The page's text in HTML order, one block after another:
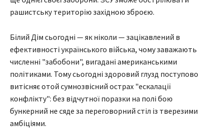
рашистську територію західною зброєю.
Білий Дім сьогодні — як ніколи — зацікавлений в
ефективності українського війська, чому заважають
численні "забобони", вигадані американськими
політиками. Тому сьогодні здоровий глузд поступово
витісняє отой сумнозвісний острах "ескалації
конфлікту": без відчутної поразки на полі бою
бункерний не сяде за переговорний стіл із тверезими
амбіціями.